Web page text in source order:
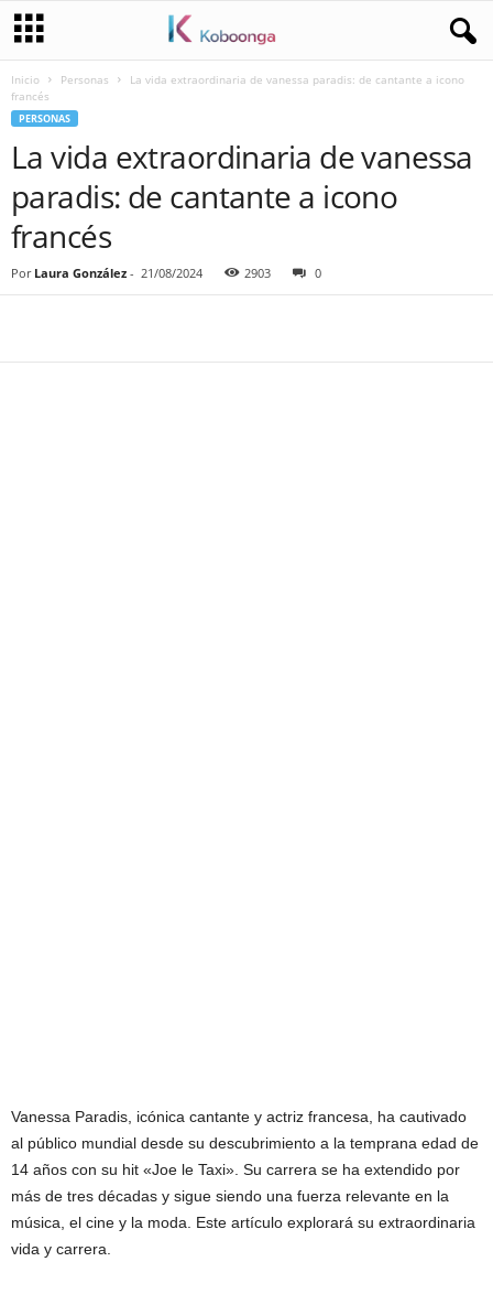
Inicio Personas
La vida extraordinaria de vanessa paradis: de cantante a icono
francés
PERSONAS
La vida extraordinaria de vanessa
paradis: de cantante a icono
francés
Por Laura González - 21/08/2024 2903 0
Vanessa Paradis, icónica cantante y actriz francesa, ha cautivado
al público mundial desde su descubrimiento a la temprana edad de
14 años con su hit «Joe le Taxi». Su carrera se ha extendido por
más de tres décadas y sigue siendo una fuerza relevante en la
música, el cine y la moda. Este artículo explorará su extraordinaria
vida y carrera.